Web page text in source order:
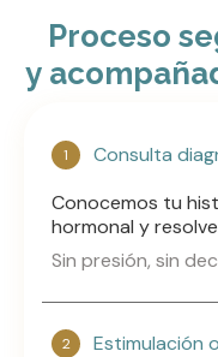
Proceso
y
Consulta
Conocemos tu
hormonal y
Sin presión, sin
Estimulación